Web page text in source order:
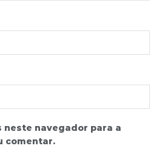
neste navegador para a
comentar.